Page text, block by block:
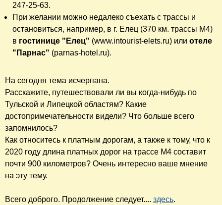
247-25-63.
При желании можно недалеко съехать с трассы и
остановиться, например, в г. Елец (370 км. трассы М4)
в гостинице "Елец" (www.intourist-elets.ru) или отеле
"Парнас" (parnas-hotel.ru).
На сегодня тема исчерпана.
Расскажите, путешествовали ли вы когда-нибудь по
Тульской и Липецкой областям? Какие
достопримечательности видели? Что больше всего
запомнилось?
Как относитесь к платным дорогам, а также к тому, что к
2020 году длина платных дорог на трассе М4 составит
почти 900 километров? Очень интересно ваше мнение
на эту тему.
Всего доброго. Продолжение следует.... здесь.